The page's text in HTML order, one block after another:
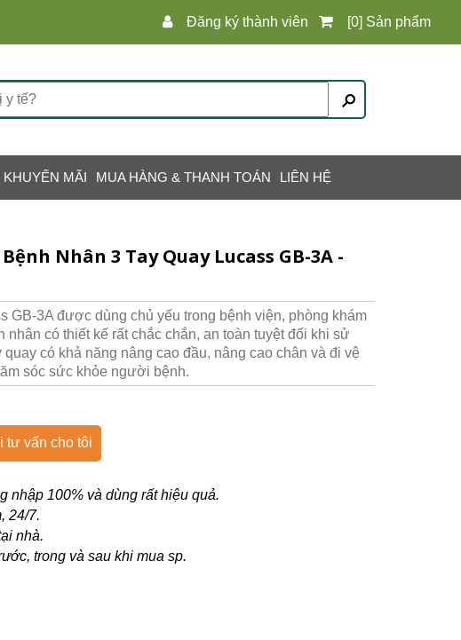
Đăng ký thành viên [0] Sản phẩm
MÃI MUA HÀNG & THANH TOÁN LIÊN HỆ
Nhân 3 Tay Quay Lucass GB-3A -
GB-3A được dùng chủ yếu trong bệnh viện, phòng khám
có thiết kế rất chắc chắn, an toàn tuyệt đối khi sử
có khả năng nâng cao đầu, nâng cao chân và đi vệ
sóc sức khỏe người bệnh.
tư vấn cho tôi
nhập 100% và dùng rất hiệu quả.
24/7.
nhà.
trong và sau khi mua sp.